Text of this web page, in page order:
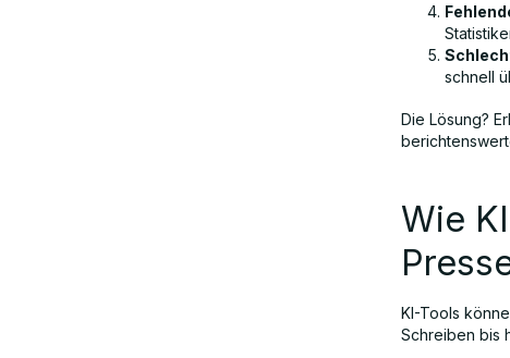
schnell
Die Lösung?
Wie
KI-Tools
Schreiben bis